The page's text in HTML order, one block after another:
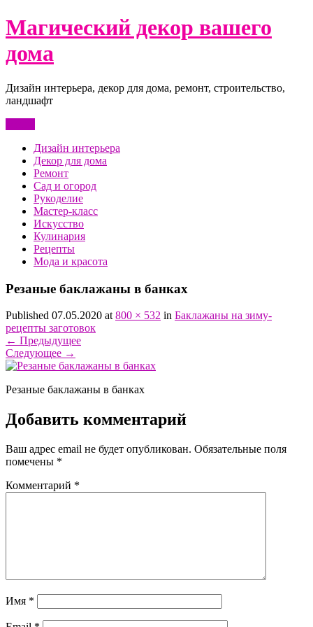
Перейти
к
Магический декор вашего
дома
Дизайн интерьера, декор для дома, ремонт, строительство,
ландшафт
Дизайн интерьера
Декор для дома
Ремонт
Сад и огород
Рукоделие
Мастер-класс
Искусство
Кулинария
Рецепты
Мода и красота
Резаные баклажаны в банках
Published 07.05.2020 at 800 × 532 in Баклажаны на зиму-
рецепты заготовок
← Предыдущее
Следующее →
Резаные баклажаны в банках
Добавить комментарий
Ваш адрес email не будет опубликован. Обязательные поля
помечены *
Комментарий *
Имя *